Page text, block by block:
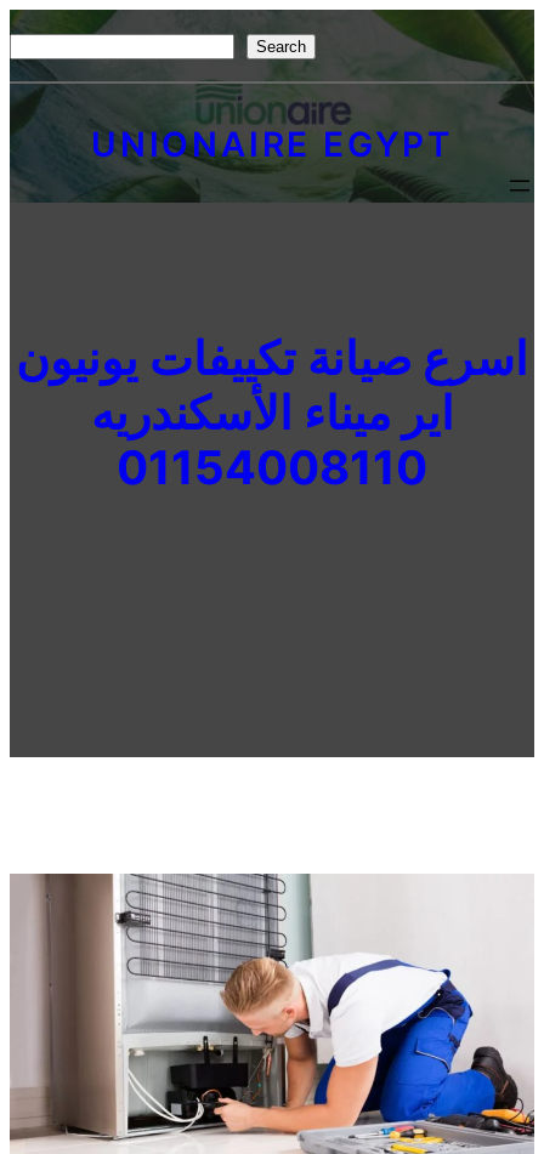
Skip
to
content
e
r
c
Search
UNIONAIRE EGYPT
اسرع صيانة تكييفات يونيون
اير ميناء الأسكندريه
01154008110